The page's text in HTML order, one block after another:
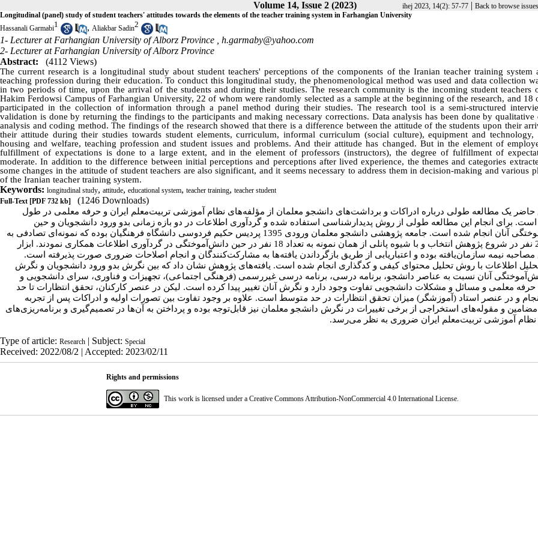
Volume 14, Issue 2 (2023) ihej 2023, 14(2): 57-77 | Back to browse
Longitudinal (panel) study of student teachers' attitudes towards the elements of the teacher training system in Farhangian University
Hassanali Garmabi1 , Aliakbar Sadin2
1- Lecturer at Farhangian University of Alborz Province , h.garmaby@yahoo.com
2- Lecturer at Farhangian University of Alborz Province
Abstract:
(4112 Views)
The current research is a longitudinal study about student teachers' perceptions of the components of the Iranian teacher training system
teaching profession during their education. To conduct this longitudinal study, the phenomenological method was used and data collection
in two periods of time, upon the arrival of the students and during their studies. The research community is the incoming student teachers
Hakim Ferdowsi Campus of Farhangian University, 22 of whom were randomly selected as a sample at the beginning of the research, and 18
participated in the collection of information through a panel method during their studies. The research tool is a semi-structured
validation is done by returning the findings to the participants and making necessary corrections. Data analysis has been done by qualitative
analysis and coding method. The findings of the research showed that there is a difference between the attitude of the students upon their
their attitude during their studies towards student elements, curriculum, informal curriculum (social culture), equipment and technology,
housing and welfare, teaching profession and student issues and problems. And their attitude has changed. But in the element of
fulfillment of expectations is done to a large extent, and in the element of professors (instructors), the degree of fulfillment of
moderate. In addition to the difference between initial perceptions and perceptions after lived experience, the themes and categories
some changes in the attitude of student teachers are also significant, and it seems necessary to address them in decision-making and various
of the Iranian teacher training system.
Keywords: longitudinal study, attitude, educational system, teacher training, teacher student
Full-Text [PDF 732 kb] (1246 Downloads)
یک مطالعه طولی درباره ادراکات و برداشت‌های دانشجو معلمان از مؤلفه‌های نظام آموزشی تربیت‌معلم ایران و حرفه معلمی در طول
برای انجام این مطالعه طولی از روش پدیدارشناسی استفاده شده و گردآوری اطلاعات در دو بازه زمانی بدو ورود دانشجویان و حین
دانش‌آموختگی آنان انجام شده است. جامعه پژوهشی دانشجو معلمان ورودی 1395 پردیس حکیم فردوسی دانشگاه فرهنگیان بوده که نمونه‌ای تصادفی به
تعداد 22 نفر در شروع پژوهش انتخاب و با شیوه پانلی از همان نمونه به تعداد 18 نفر در حین دانش‌آموختگی در گردآوری اطلاعات همکاری نمودند. ابزار
نیمه سازمان‌یافته بوده و اعتباریابی از طریق بازگرداندن یافته‌ها به مشارکت‌کنندگان و انجام اصلاحات ضروری صورت پذیرفته است.
اطلاعات با روش تحلیل محتوای کیفی و کدگذاری انجام شده است. یافته‌های پژوهش نشان داد که بین نگرش بدو ورود دانشجویان و نگرش
آنان نسبت به عناصر دانشجو، برنامه درسی، برنامه درسی غیررسمی (فرهنگی اجتماعی)، تجهیزات و فناوری، سرای دانشجویی و
حرفه معلمی و مسائل و مشکلات دانشجویی تفاوت وجود دارد و نگرش آنان تغییر پیدا کرده است. لیکن در عنصر کارکنان، تحقق انتظارات تا حد
و در عنصر استاد (آموزشگر) میزان تحقق انتظارات در حد متوسط است. علاوه بر وجود تفاوت بین تصورات اولیه و ادراکات پس از تجربه
مضامین و مقوله‌های استخراجی از برخی تغییرات در نگرش دانشجو معلمان نیز قابل‌توجه بوده و پرداختن به آن‌ها در تصمیم‌گیری و برنامه‌ریزی‌های
آموزشی تربیت‌معلم ایران ضروری به نظر می‌رسد.
Type of article: Research | Subject: Special
Received: 2022/08/2 | Accepted: 2023/02/11
Rights and permissions
This work is licensed under a Creative Commons Attribution-NonCommercial 4.0 International License.